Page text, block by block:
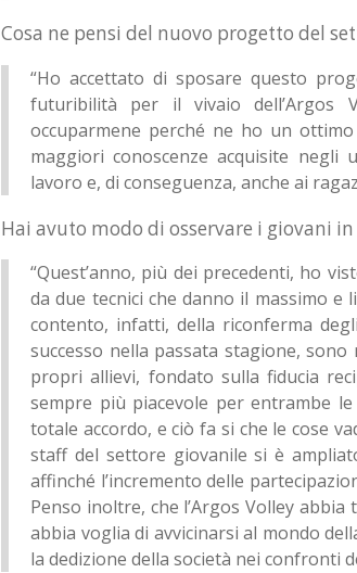
Cosa ne pensi del nuovo progetto del
“Ho accettato di sposare questo
futuribilità per il vivaio dell’Argos
occuparmene perché ne ho un
maggiori conoscenze acquisite
lavoro e, di conseguenza, anche ai
Hai avuto modo di osservare i giovani
“Quest’anno, più dei precedenti, ho
da due tecnici che danno il massimo
contento, infatti, della riconferma
successo nella passata stagione,
propri allievi, fondato sulla fiducia
sempre più piacevole per entrambe
totale accordo, e ciò fa si che le cose
staff del settore giovanile si è
affinché l’incremento delle
Penso inoltre, che l’Argos Volley
abbia voglia di avvicinarsi al mondo
la dedizione della società nei confronti